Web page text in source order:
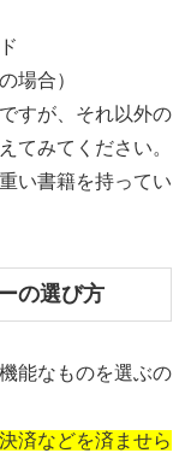
場合）
ですが、それ以外の
てみてください。
い書籍を持ってい
の選び方
能なものを選ぶの
済などを済ませら